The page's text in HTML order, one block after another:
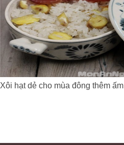
Xôi hạt dẻ cho mùa đông thêm ấm